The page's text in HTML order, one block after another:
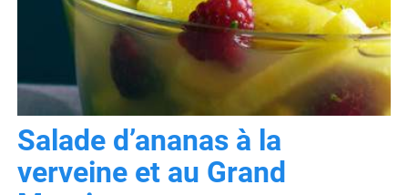
Salade d’ananas à la
verveine et au Grand